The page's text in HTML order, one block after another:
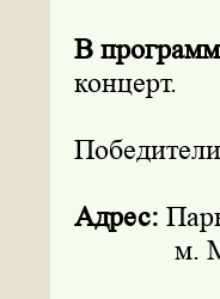
В
концерт.
Адрес:
м.